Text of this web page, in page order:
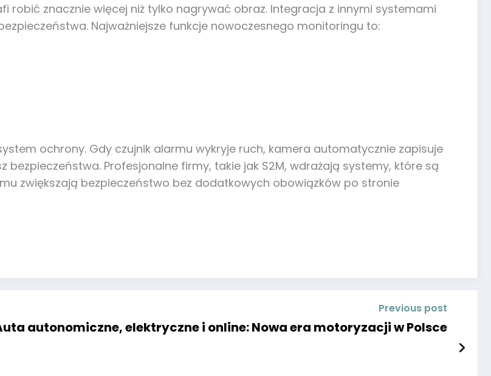
robić znacznie więcej niż tylko nagrywać obraz. Integracja z innymi systemami
Najważniejsze funkcje nowoczesnego monitoringu to:
ochrony. Gdy czujnik alarmu wykryje ruch, kamera automatycznie zapisuje
Profesjonalne firmy, takie jak S2M, wdrażają systemy, które są
zwiększają bezpieczeństwo bez dodatkowych obowiązków po stronie
Previous post
autonomiczne, elektryczne i online: Nowa era motoryzacji w Polsce